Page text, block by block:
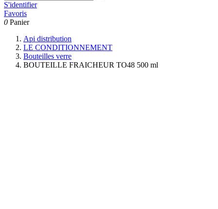
S'identifier
Favoris
0 Panier
Api distribution
LE CONDITIONNEMENT
Bouteilles verre
BOUTEILLE FRAICHEUR TO48 500 ml